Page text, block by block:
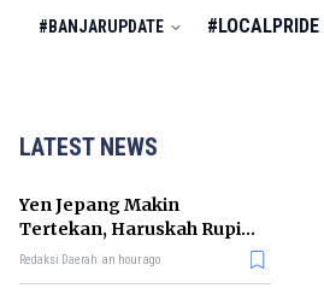
#BANJARUPDATE #LOCALPRIDE
LATEST NEWS
Yen Jepang Makin
Tertekan, Haruskah Rupiah
Ikut Khawatir?
Redaksi Daerah an hour ago